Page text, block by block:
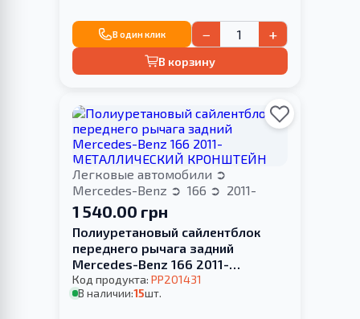
В один клик − +
В корзину
Легковые автомобили
Mercedes-Benz
166 2011-
1 540.00 грн
Полиуретановый сайлентблок
переднего рычага задний
Mercedes-Benz 166 2011-
МЕТАЛЛИЧЕСКИЙ КРОНШТЕЙН
Код продукта: PP201431
В наличии:15шт.